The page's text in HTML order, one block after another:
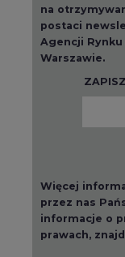
na
postaci
Agencji
Warszawie.
Więcej
przez nas
informacje o
prawach,